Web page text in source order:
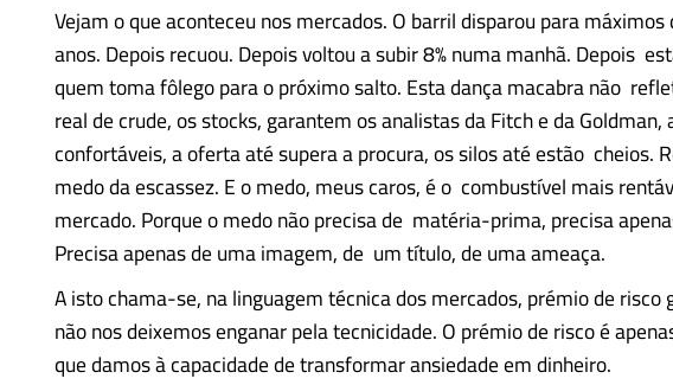
Vejam o que aconteceu nos mercados. O barril disparou para
anos. Depois recuou. Depois voltou a subir 8% numa manhã. Depois
quem toma fôlego para o próximo salto. Esta dança macabra não
real de crude, os stocks, garantem os analistas da Fitch e da Goldman,
confortáveis, a oferta até supera a procura, os silos até estão cheios.
medo da escassez. E o medo, meus caros, é o combustível mais
mercado. Porque o medo não precisa de matéria-prima, precisa
Precisa apenas de uma imagem, de um título, de uma ameaça.
A isto chama-se, na linguagem técnica dos mercados, prémio de
não nos deixemos enganar pela tecnicidade. O prémio de risco é
que damos à capacidade de transformar ansiedade em dinheiro.